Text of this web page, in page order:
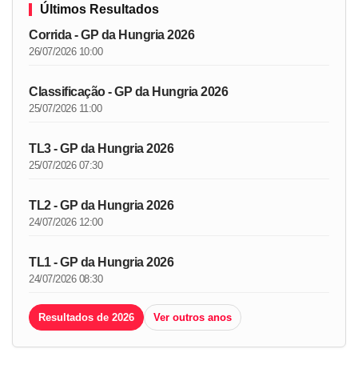
Últimos Resultados
Corrida - GP da Hungria 2026
26/07/2026 10:00
Classificação - GP da Hungria 2026
25/07/2026 11:00
TL3 - GP da Hungria 2026
25/07/2026 07:30
TL2 - GP da Hungria 2026
24/07/2026 12:00
TL1 - GP da Hungria 2026
24/07/2026 08:30
Resultados de 2026 Ver outros anos